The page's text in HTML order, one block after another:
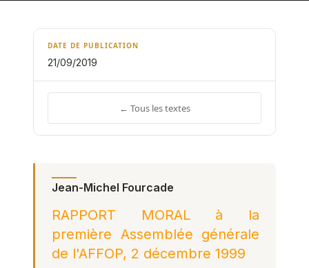
Jean-Michel Fourcade
RAPPORT MORAL à la
première Assemblée générale
de l'AFFOP, 2 décembre 1999
DATE DE PUBLICATION
21/09/2019
← Tous les textes